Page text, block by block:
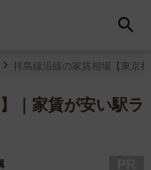
拝島線沿線の家賃相場【東京
｜家賃が安い駅ラ